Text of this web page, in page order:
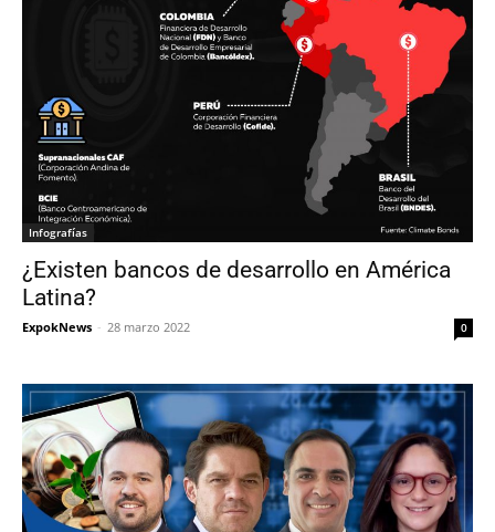
Infografías
¿Existen bancos de desarrollo en América
Latina?
ExpokNews - 28 marzo 2022 0